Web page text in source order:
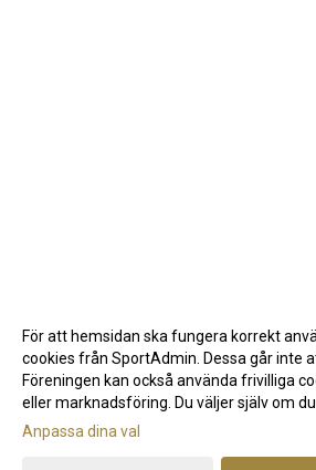
Gå till Webbversion
För att hemsidan ska fungera korrekt
cookies från SportAdmin. Dessa går inte
Föreningen kan också använda frivilliga
eller marknadsföring. Du väljer själv om
Anpassa dina val